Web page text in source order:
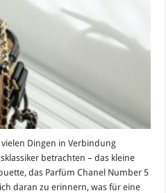
beliebtesten
Chanel
vielen Dingen in Verbindung
betrachten – das kleine
das Parfüm Chanel Number 5
daran zu erinnern, was für eine